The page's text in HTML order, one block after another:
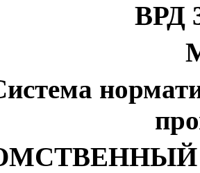
ВРД